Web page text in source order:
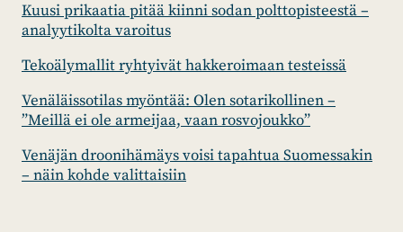
Kuusi prikaatia pitää kiinni sodan polttopisteestä –
analyytikolta varoitus
Tekoälymallit ryhtyivät hakkeroimaan testeissä
Venäläissotilas myöntää: Olen sotarikollinen –
”Meillä ei ole armeijaa, vaan rosvojoukko”
Venäjän droonihämäys voisi tapahtua Suomessakin
– näin kohde valittaisiin